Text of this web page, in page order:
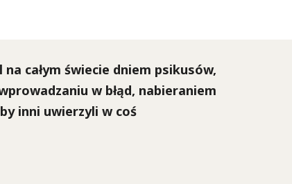
całym świecie dniem psikusów,
w błąd, nabieraniem
inni uwierzyli w coś